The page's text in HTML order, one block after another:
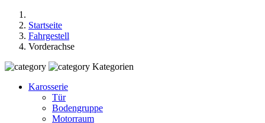
Startseite
Fahrgestell
Vorderachse
Kategorien
Karosserie
Tür
Bodengruppe
Motorraum